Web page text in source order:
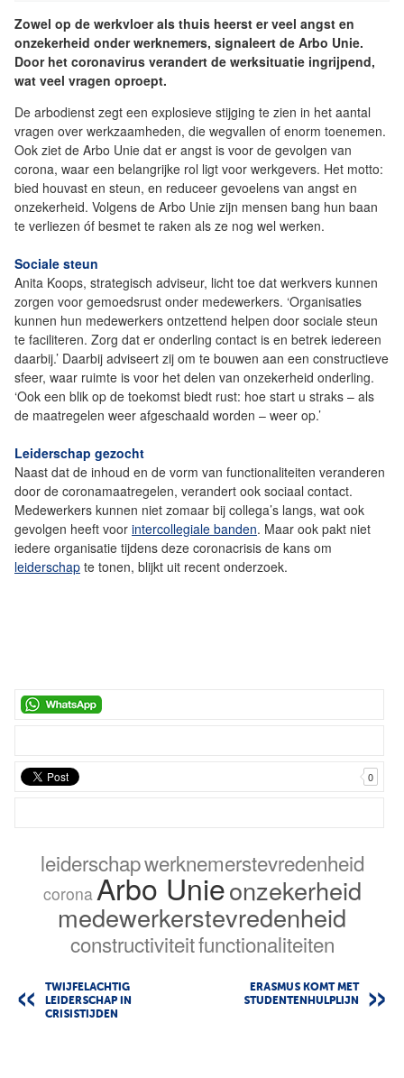
Zowel op de werkvloer als thuis heerst er veel angst en
onzekerheid onder werknemers, signaleert de Arbo Unie.
Door het coronavirus verandert de werksituatie ingrijpend,
wat veel vragen oproept.
De arbodienst zegt een explosieve stijging te zien in het aantal
vragen over werkzaamheden, die wegvallen of enorm toenemen.
Ook ziet de Arbo Unie dat er angst is voor de gevolgen van
corona, waar een belangrijke rol ligt voor werkgevers. Het motto:
bied houvast en steun, en reduceer gevoelens van angst en
onzekerheid. Volgens de Arbo Unie zijn mensen bang hun baan
te verliezen óf besmet te raken als ze nog wel werken.
Sociale steun
Anita Koops, strategisch adviseur, licht toe dat werkvers kunnen
zorgen voor gemoedsrust onder medewerkers. ‘Organisaties
kunnen hun medewerkers ontzettend helpen door sociale steun
te faciliteren. Zorg dat er onderling contact is en betrek iedereen
daarbij.’ Daarbij adviseert zij om te bouwen aan een constructieve
sfeer, waar ruimte is voor het delen van onzekerheid onderling.
‘Ook een blik op de toekomst biedt rust: hoe start u straks – als
de maatregelen weer afgeschaald worden – weer op.’
Leiderschap gezocht
Naast dat de inhoud en de vorm van functionaliteiten veranderen
door de coronamaatregelen, verandert ook sociaal contact.
Medewerkers kunnen niet zomaar bij collega’s langs, wat ook
gevolgen heeft voor intercollegiale banden. Maar ook pakt niet
iedere organisatie tijdens deze coronacrisis de kans om
leiderschap te tonen, blijkt uit recent onderzoek.
0
leiderschapwerknemerstevredenheid
coronaArbo Unieonzekerheid
medewerkerstevredenheid
constructiviteitfunctionaliteiten
TWIJFELACHTIG
LEIDERSCHAP IN
CRISISTIJDEN
ERASMUS KOMT MET
STUDENTENHULPLIJN